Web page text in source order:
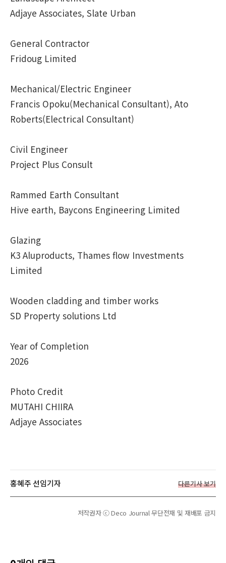
Adjaye Associates, Slate Urban
General Contractor
Fridoug Limited
Mechanical/Electric Engineer
Francis Opoku(Mechanical Consultant), Ato
Roberts(Electrical Consultant)
Civil Engineer
Project Plus Consult
Rammed Earth Consultant
Hive earth, Baycons Engineering Limited
Glazing
K3 Aluproducts, Thames flow Investments
Limited
Wooden cladding and timber works
SD Property solutions Ltd
Year of Completion
2026
Photo Credit
MUTAHI CHIIRA
Adjaye Associates
홍혜주 선임기자 다른기사 보기
저작권자 ⓒ Deco Journal 무단전재 및 재배포 금지